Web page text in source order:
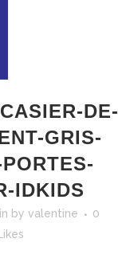
CASIER-DE-
GRIS-
IDKIDS
in by valentine
0
Likes